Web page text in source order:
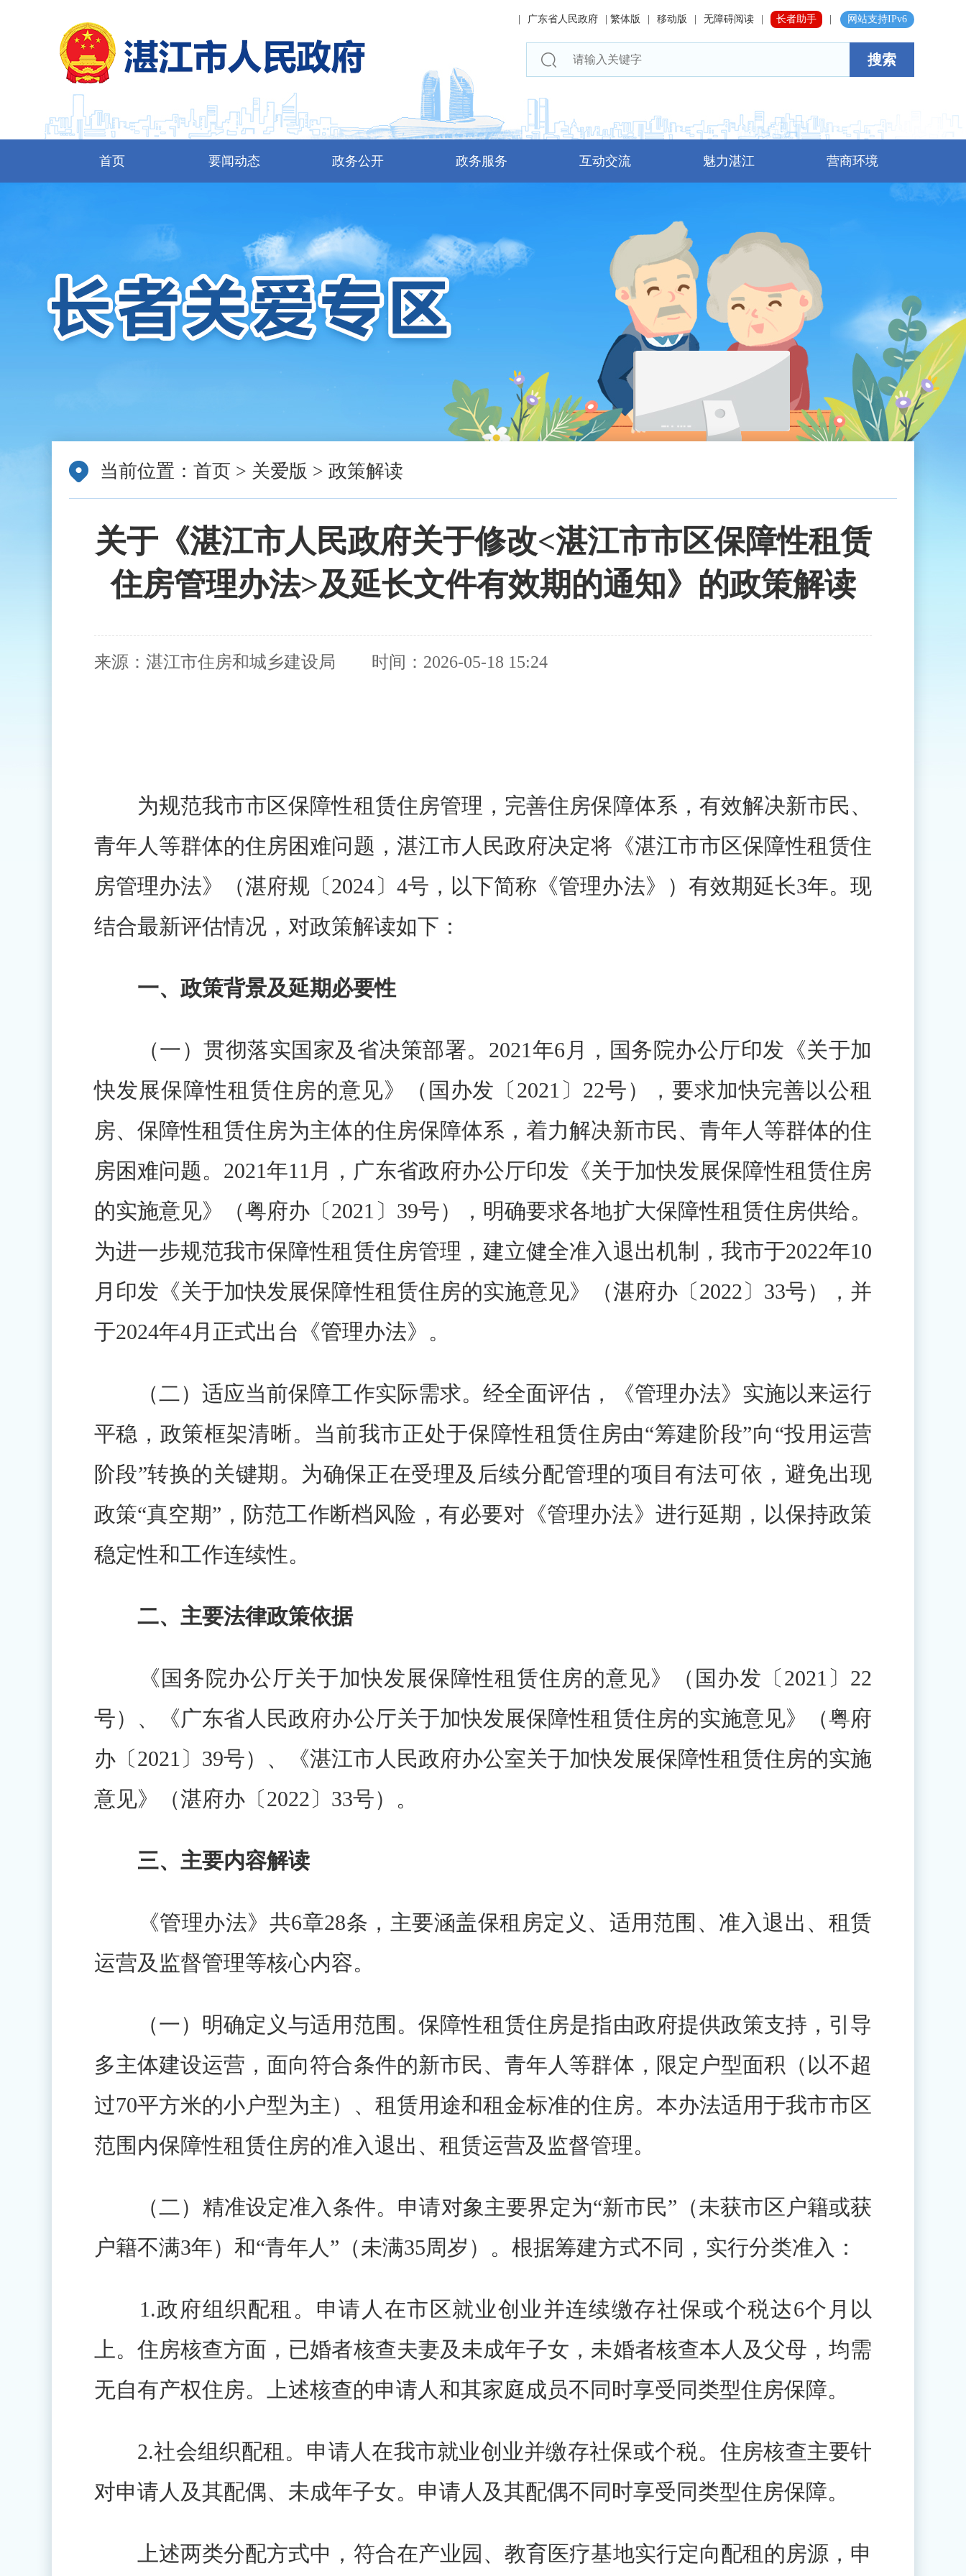
广东省人民政府 繁体版 移动版 无障碍阅读 长者助手 网站支持IPv6
搜索
首页 要闻动态 政务公开 政务服务 互动交流 魅力湛江 营商环境
当前位置： 首页 > 关爱版 > 政策解读
关于《湛江市人民政府关于修改<湛江市市区保障性租赁
住房管理办法>及延长文件有效期的通知》的政策解读
来源：湛江市住房和城乡建设局 时间：2026-05-18 15:24
为规范我市市区保障性租赁住房管理，完善住房保障体系，有效解决新市民、
青年人等群体的住房困难问题，湛江市人民政府决定将《湛江市市区保障性租赁住
房管理办法》（湛府规〔2024〕4号，以下简称《管理办法》）有效期延长3年。现
结合最新评估情况，对政策解读如下：
一、政策背景及延期必要性
（一）贯彻落实国家及省决策部署。2021年6月，国务院办公厅印发《关于加
快发展保障性租赁住房的意见》（国办发〔2021〕22号），要求加快完善以公租
房、保障性租赁住房为主体的住房保障体系，着力解决新市民、青年人等群体的住
房困难问题。2021年11月，广东省政府办公厅印发《关于加快发展保障性租赁住房
的实施意见》（粤府办〔2021〕39号），明确要求各地扩大保障性租赁住房供给。
为进一步规范我市保障性租赁住房管理，建立健全准入退出机制，我市于2022年10
月印发《关于加快发展保障性租赁住房的实施意见》（湛府办〔2022〕33号），并
于2024年4月正式出台《管理办法》。
（二）适应当前保障工作实际需求。经全面评估，《管理办法》实施以来运行
平稳，政策框架清晰。当前我市正处于保障性租赁住房由“筹建阶段”向“投用运营
阶段”转换的关键期。为确保正在受理及后续分配管理的项目有法可依，避免出现
政策“真空期”，防范工作断档风险，有必要对《管理办法》进行延期，以保持政策
稳定性和工作连续性。
二、主要法律政策依据
《国务院办公厅关于加快发展保障性租赁住房的意见》（国办发〔2021〕22
号）、《广东省人民政府办公厅关于加快发展保障性租赁住房的实施意见》（粤府
办〔2021〕39号）、《湛江市人民政府办公室关于加快发展保障性租赁住房的实施
意见》（湛府办〔2022〕33号）。
三、主要内容解读
《管理办法》共6章28条，主要涵盖保租房定义、适用范围、准入退出、租赁
运营及监督管理等核心内容。
（一）明确定义与适用范围。保障性租赁住房是指由政府提供政策支持，引导
多主体建设运营，面向符合条件的新市民、青年人等群体，限定户型面积（以不超
过70平方米的小户型为主）、租赁用途和租金标准的住房。本办法适用于我市市区
范围内保障性租赁住房的准入退出、租赁运营及监督管理。
（二）精准设定准入条件。申请对象主要界定为“新市民”（未获市区户籍或获
户籍不满3年）和“青年人”（未满35周岁）。根据筹建方式不同，实行分类准入：
1.政府组织配租。申请人在市区就业创业并连续缴存社保或个税达6个月以
上。住房核查方面，已婚者核查夫妻及未成年子女，未婚者核查本人及父母，均需
无自有产权住房。上述核查的申请人和其家庭成员不同时享受同类型住房保障。
2.社会组织配租。申请人在我市就业创业并缴存社保或个税。住房核查主要针
对申请人及其配偶、未成年子女。申请人及其配偶不同时享受同类型住房保障。
上述两类分配方式中，符合在产业园、教育医疗基地实行定向配租的房源，申